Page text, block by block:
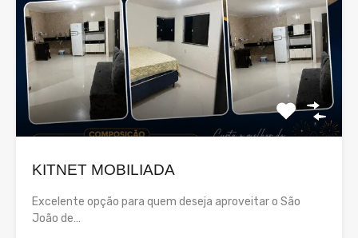
KITNET MOBILIADA
Excelente opção para quem deseja aproveitar o São
João de…